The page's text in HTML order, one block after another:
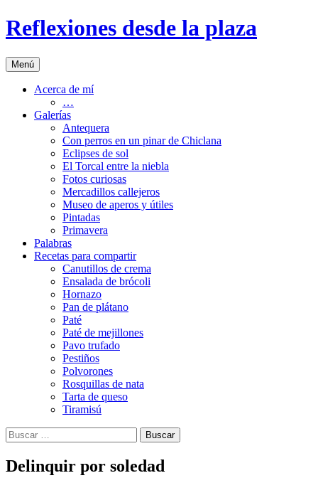
Saltar
al
Reflexiones desde la plaza
Menú
Acerca de mí
…
Galerías
Antequera
Con perros en un pinar de Chiclana
Eclipses de sol
El Torcal entre la niebla
Fotos curiosas
Mercadillos callejeros
Museo de aperos y útiles
Pintadas
Primavera
Palabras
Recetas para compartir
Canutillos de crema
Ensalada de brócoli
Hornazo
Pan de plátano
Paté
Paté de mejillones
Pavo trufado
Pestiños
Polvorones
Rosquillas de nata
Tarta de queso
Tiramisú
Buscar:
Delinquir por soledad